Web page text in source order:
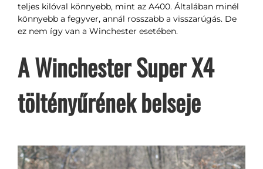
teljes kilóval könnyebb, mint az A400. Általában minél
könnyebb a fegyver, annál rosszabb a visszarúgás. De
ez nem így van a Winchester esetében.
A Winchester Super X4
töltényűrének belseje